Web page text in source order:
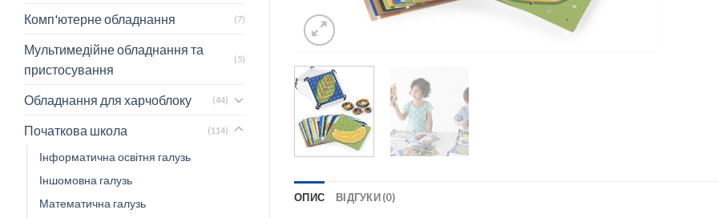
Комп'ютерне обладнання (7)
Мультимедійне обладнання та
пристосування
(5)
Обладнання для харчоблоку (44)
Початкова школа (114)
Інформатична освітня галузь
Іншомовна галузь
Математична галузь
ОПИС ВІДГУКИ (0)